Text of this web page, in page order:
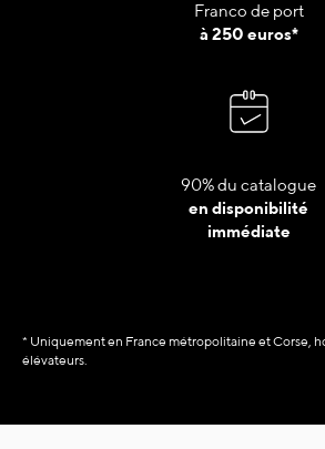
Franco de port
à 250 euros*
90% du catalogue
en disponibilité
immédiate
* Uniquement en France métropolitaine et Corse,
élévateurs.